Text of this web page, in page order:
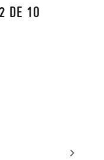
DE 10